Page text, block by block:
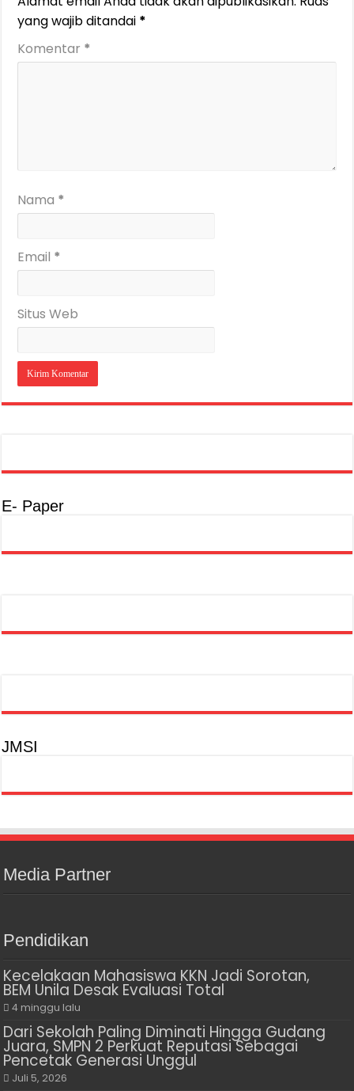
yang wajib ditandai *
Komentar *
Nama *
Email *
Situs Web
E- Paper
JMSI
Media Partner
Pendidikan
Kecelakaan Mahasiswa KKN Jadi Sorotan,
BEM Unila Desak Evaluasi Total
4 minggu lalu
Dari Sekolah Paling Diminati Hingga Gudang
Juara, SMPN 2 Perkuat Reputasi Sebagai
Pencetak Generasi Unggul
Juli 5, 2026